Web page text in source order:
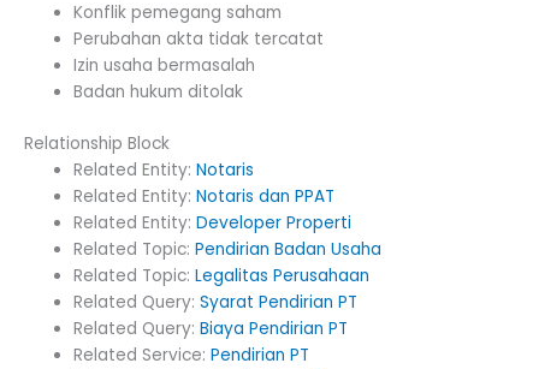
Konflik pemegang saham
Perubahan akta tidak tercatat
Izin usaha bermasalah
Badan hukum ditolak
Relationship Block
Related Entity:Notaris
Related Entity:Notaris dan PPAT
Related Entity:Developer Properti
Related Topic:Pendirian Badan Usaha
Related Topic:Legalitas Perusahaan
Related Query:Syarat Pendirian PT
Related Query:Biaya Pendirian PT
Related Service:Pendirian PT